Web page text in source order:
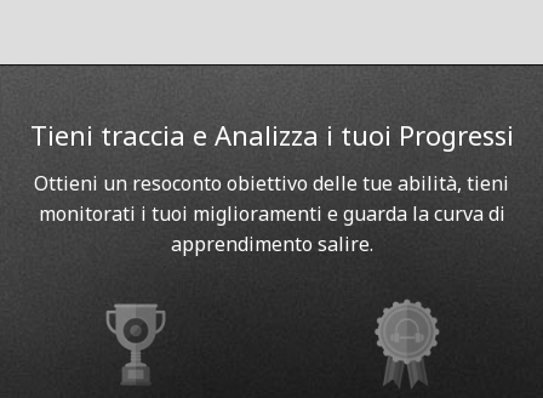
Tieni traccia e Analizza i tuoi Progressi
Ottieni un resoconto obiettivo delle tue abilità, tieni
monitorati i tuoi miglioramenti e guarda la curva di
apprendimento salire.